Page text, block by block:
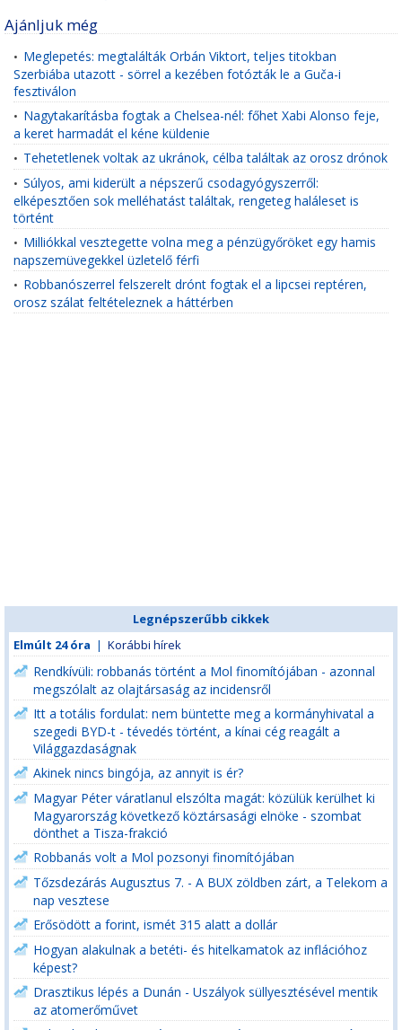
Ajánljuk még
• Meglepetés: megtalálták Orbán Viktort, teljes titokban
Szerbiába utazott - sörrel a kezében fotózták le a Guča-i
fesztiválon
• Nagytakarításba fogtak a Chelsea-nél: főhet Xabi Alonso feje,
a keret harmadát el kéne küldenie
• Tehetetlenek voltak az ukránok, célba találtak az orosz drónok
• Súlyos, ami kiderült a népszerű csodagyógyszerről:
elképesztően sok melléhatást találtak, rengeteg haláleset is
történt
• Milliókkal vesztegette volna meg a pénzügyőröket egy hamis
napszemüvegekkel üzletelő férfi
• Robbanószerrel felszerelt drónt fogtak el a lipcsei reptéren,
orosz szálat feltételeznek a háttérben
Legnépszerűbb cikkek
Elmúlt 24 óra | Korábbi hírek
Rendkívüli: robbanás történt a Mol finomítójában - azonnal
megszólalt az olajtársaság az incidensről
Itt a totális fordulat: nem büntette meg a kormányhivatal a
szegedi BYD-t - tévedés történt, a kínai cég reagált a
Világgazdaságnak
Akinek nincs bingója, az annyit is ér?
Magyar Péter váratlanul elszólta magát: közülük kerülhet ki
Magyarország következő köztársasági elnöke - szombat
dönthet a Tisza-frakció
Robbanás volt a Mol pozsonyi finomítójában
Tőzsdezárás Augusztus 7. - A BUX zöldben zárt, a Telekom a
nap vesztese
Erősödött a forint, ismét 315 alatt a dollár
Hogyan alakulnak a betéti- és hitelkamatok az inflációhoz
képest?
Drasztikus lépés a Dunán - Uszályok süllyesztésével mentik
az atomerőművet